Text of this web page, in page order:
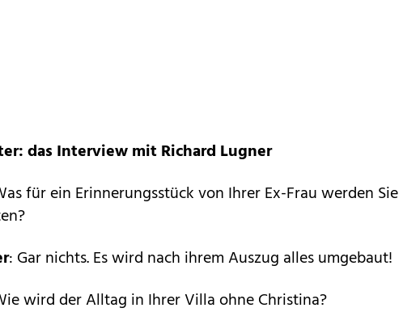
das Interview mit Richard Lugner
für ein Erinnerungsstück von Ihrer Ex-Frau werden Sie
: Gar nichts. Es wird nach ihrem Auszug alles umgebaut!
wird der Alltag in Ihrer Villa ohne Christina?